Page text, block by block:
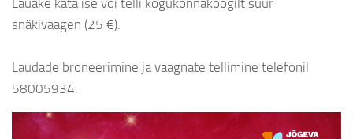
snäkivaagen (25 €).
Laudade broneerimine ja vaagnate tellimine telefonil
58005934.